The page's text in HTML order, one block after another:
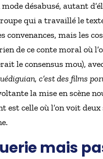
mode désabusé, autant
qui a travaillé le
convenances, mais les
de ce conte moral où
le consensus mou),
c’est des films
la mise en scène
est celle où l’on voit
mais